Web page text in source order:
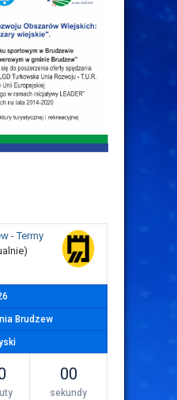
- Termy
Brudzew
00
sekundy